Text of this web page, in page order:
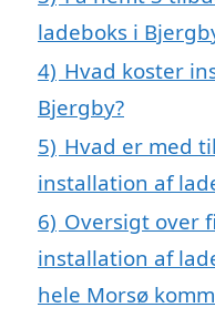
ladeboks i
4) Hvad koster
Bjergby?
5) Hvad er med
installation af
6) Oversigt over
installation af
hele Morsø